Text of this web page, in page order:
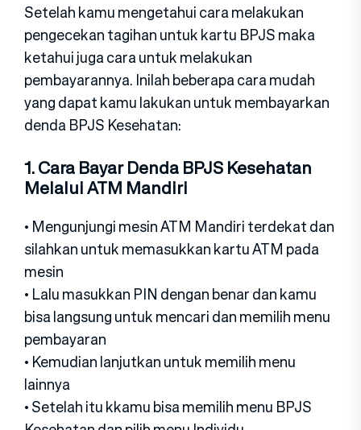
Setelah kamu mengetahui cara melakukan
pengecekan tagihan untuk kartu BPJS maka
ketahui juga cara untuk melakukan
pembayarannya. Inilah beberapa cara mudah
yang dapat kamu lakukan untuk membayarkan
denda BPJS Kesehatan:
1. Cara Bayar Denda BPJS Kesehatan
Melalui ATM Mandiri
• Mengunjungi mesin ATM Mandiri terdekat dan
silahkan untuk memasukkan kartu ATM pada
mesin
• Lalu masukkan PIN dengan benar dan kamu
bisa langsung untuk mencari dan memilih menu
pembayaran
• Kemudian lanjutkan untuk memilih menu
lainnya
• Setelah itu kkamu bisa memilih menu BPJS